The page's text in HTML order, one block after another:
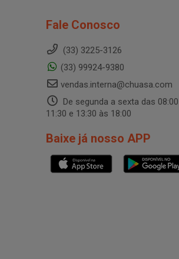
Fale Conosco
(33) 3225-3126
(33) 99924-9380
vendas.interna@chuasa.com
De segunda a sexta das
11:30 e 13:30 às 18:00
Baixe já nosso APP